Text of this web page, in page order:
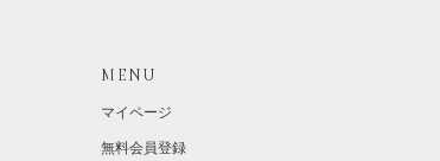
MENU
マイページ
無料会員登録